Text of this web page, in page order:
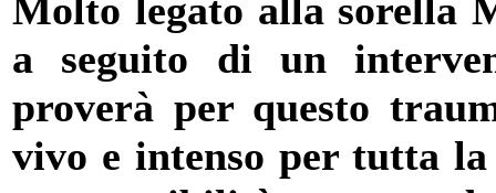
Molto legato alla sorella
a seguito di un
proverà per questo
vivo e intenso per tutta